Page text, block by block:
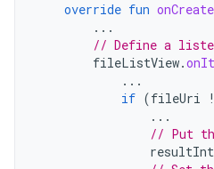
override fun onCreate
...
// Define a
fileListView.
...
if (fileUri
...
// Put